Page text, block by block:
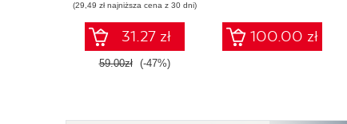
(29,49 zł najniższa cena z 30 dni)
31.27 zł
59.00zł (-47%)
100.00 zł